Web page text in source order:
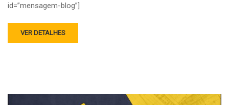
id=”mensagem-blog”]
VER DETALHES